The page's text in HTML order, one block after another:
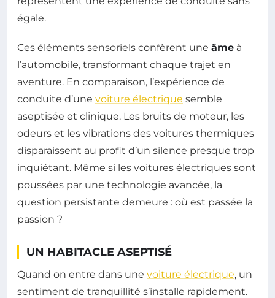
égale.
Ces éléments sensoriels confèrent une âme à
l’automobile, transformant chaque trajet en
aventure. En comparaison, l’expérience de
conduite d’une voiture électrique semble
aseptisée et clinique. Les bruits de moteur, les
odeurs et les vibrations des voitures thermiques
disparaissent au profit d’un silence presque trop
inquiétant. Même si les voitures électriques sont
poussées par une technologie avancée, la
question persistante demeure : où est passée la
passion ?
UN HABITACLE ASEPTISÉ
Quand on entre dans une voiture électrique, un
sentiment de tranquillité s’installe rapidement.